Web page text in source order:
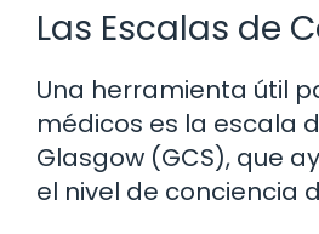
Las Escalas de
Una herramienta útil
médicos es la escala
Glasgow (GCS), que
el nivel de conciencia